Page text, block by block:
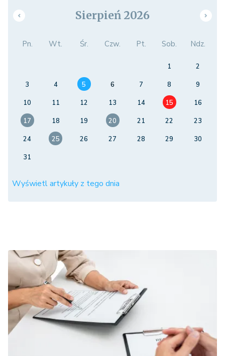
Sierpień 2026
Pn. Wt. Śr. Czw. Pt. Sob. Ndz.
1
2
3
4 5 6 7 8
9
10
11 12 13 14 15
16
17
18 19 20 21 22
23
24
25 26 27 28 29
30
31
Wyświetl artykuły z tego dnia